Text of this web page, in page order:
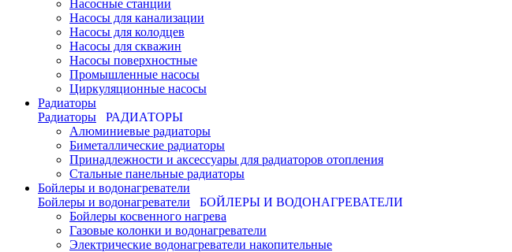
Насосные станции
Насосы для канализации
Насосы для колодцев
Насосы для скважин
Насосы поверхностные
Промышленные насосы
Циркуляционные насосы
Радиаторы
Радиаторы
РАДИАТОРЫ
Алюминиевые радиаторы
Биметаллические радиаторы
Принадлежности и аксессуары для радиаторов отопления
Стальные панельные радиаторы
Бойлеры и водонагреватели
Бойлеры и водонагреватели
БОЙЛЕРЫ И ВОДОНАГРЕВАТЕЛИ
Бойлеры косвенного нагрева
Газовые колонки и водонагреватели
Электрические водонагреватели накопительные